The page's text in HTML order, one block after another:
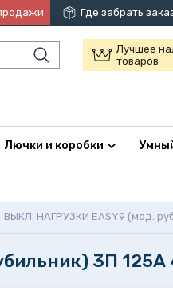
Где забрать
Лучшее
товаров
Лючки и коробки
ВЫКЛ. НАГРУЗКИ EASY9 (мод.
3П 125А